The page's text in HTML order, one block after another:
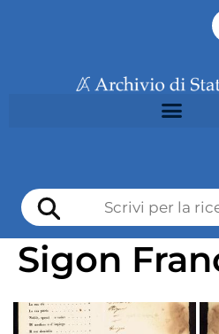
Sigon